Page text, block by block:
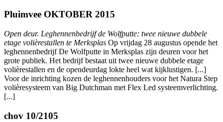
Pluimvee OKTOBER 2015
Open deur. Leghennenbedrijf de Wolfputte: twee nieuwe dubbele
etage volièrestallen te Merksplas Op vrijdag 28 augustus opende het
leghennenbedrijf De Wolfputte in Merksplas zijn deuren voor het
grote publiek. Het bedrijf bestaat uit twee nieuwe dubbele etage
volièrestallen en de opendeurdag lokte heel wat kijklustigen. [...]
Voor de inrichting kozen de leghennenhouders voor het Natura Step
volièresysteem van Big Dutchman met Flex Led systeemverlichting.
[...]
chov 10/2105